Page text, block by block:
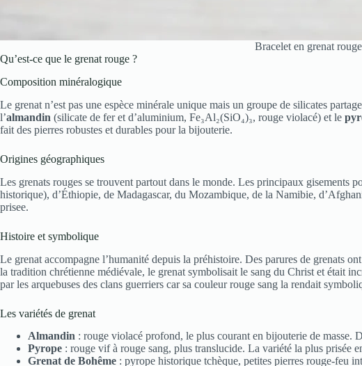
Bracelet en grenat
Qu’est-ce que le grenat rouge ?
Composition minéralogique
Le grenat n’est pas une espèce minérale unique mais un groupe de silicates
l’almandin (silicate de fer et d’aluminium, Fe₃Al₂(SiO₄)₃, rouge violacé) et le
fait des pierres robustes et durables pour la bijouterie.
Origines géographiques
Les grenats rouges se trouvent partout dans le monde. Les principaux
historique), d’Éthiopie, de Madagascar, du Mozambique, de la Namibie,
prisee.
Histoire et symbolique
Le grenat accompagne l’humanité depuis la préhistoire. Des parures de grenats
la tradition chrétienne médiévale, le grenat symbolisait le sang du Christ et était
par les arquebuses des clans guerriers car sa couleur rouge sang la rendait
Les variétés de grenat
Almandin : rouge violacé profond, le plus courant en bijouterie de masse.
Pyrope : rouge vif à rouge sang, plus translucide. La variété la plus prisée
Grenat de Bohême : pyrope historique tchèque, petites pierres rouge-feu